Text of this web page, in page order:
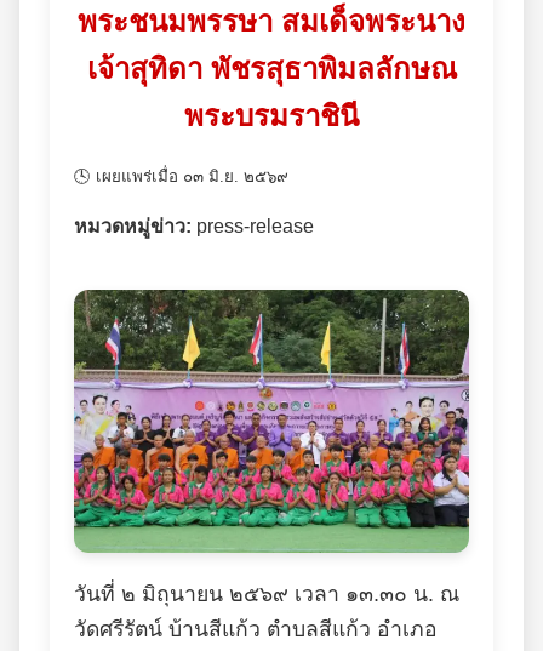
พระชนมพรรษา สมเด็จพระนาง
เจ้าสุทิดา พัชรสุธาพิมลลักษณ
พระบรมราชินี
🕓 เผยแพร่เมื่อ ๐๓ มิ.ย. ๒๕๖๙
หมวดหมู่ข่าว: press-release
วันที่ ๒ มิถุนายน ๒๕๖๙ เวลา ๑๓.๓๐ น. ณ
วัดศรีรัตน์ บ้านสีแก้ว ตำบลสีแก้ว อำเภอ